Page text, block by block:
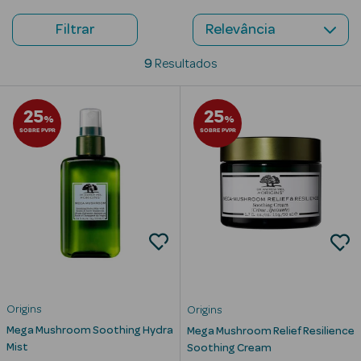
Beauty Season
Cuidados de
Beauty Season
Maquilhagem
Beauty Season
Maquilhagem
Nutricosmética
Perfumes
Filtrar
9 Resultados
25%
SOBRE PVPR
Origins
Mega Mushroom Soothing Hydra
Mist
25%
SOBRE PVPR
Origins
Mega Mushroom Relief Resilience
Soothing Cream